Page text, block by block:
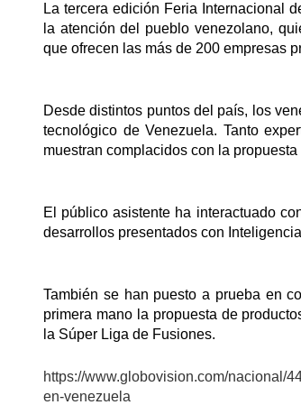
La tercera edición Feria Internacional
la atención del pueblo venezolano,
que ofrecen las más de 200 empresas
Desde distintos puntos del país, los
tecnológico de Venezuela. Tanto
muestran complacidos con la
El público asistente ha interactuado
desarrollos presentados con
También se han puesto a prueba en
primera mano la propuesta de
la Súper Liga de Fusiones.
https://www.globovision.com/nacional/
en-venezuela